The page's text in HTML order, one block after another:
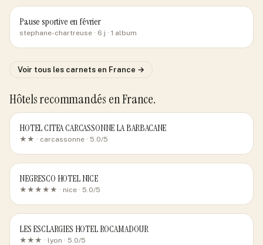
Pause sportive en février
stephane-chartreuse · 6 j · 1 album
Voir tous les carnets en France →
Hôtels recommandés en France.
HOTEL CITEA CARCASSONNE LA BARBACANE
★★ · carcassonne · 5.0/5
NEGRESCO HOTEL NICE
★★★★★ · nice · 5.0/5
LES ESCLARGIES HOTEL ROCAMADOUR
★★★ · lyon · 5.0/5